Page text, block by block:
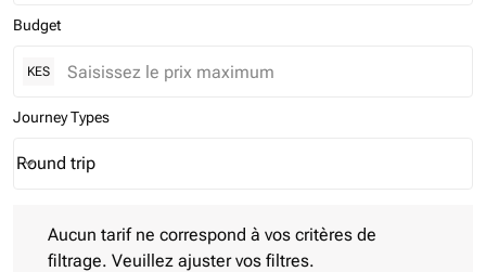
Budget
KES
Journey Types
Journey Types option Round trip Selected
Round trip
keyboard_arrow_down
Aucun tarif ne correspond à vos critères de
filtrage. Veuillez ajuster vos filtres.